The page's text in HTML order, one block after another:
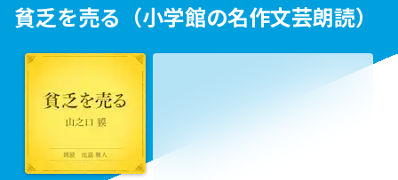
貧乏を売る（小学館の名作文芸朗読）